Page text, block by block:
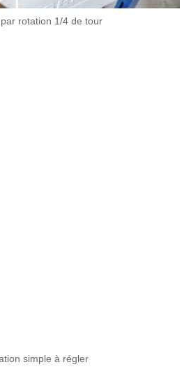
rotation 1/4 de tour
simple à régler